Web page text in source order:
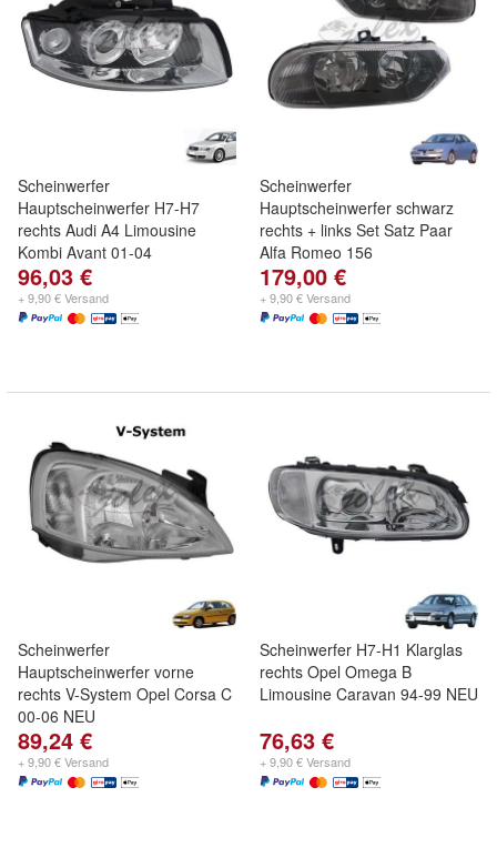
Scheinwerfer
Hauptscheinwerfer H7-H7
rechts Audi A4 Limousine
Kombi Avant 01-04
96,03 €
+ 9,90 € Versand
Scheinwerfer
Hauptscheinwerfer schwarz
rechts + links Set Satz Paar
Alfa Romeo 156
179,00 €
+ 9,90 € Versand
Scheinwerfer
Hauptscheinwerfer vorne
rechts V-System Opel Corsa C
00-06 NEU
89,24 €
+ 9,90 € Versand
Scheinwerfer H7-H1 Klarglas
rechts Opel Omega B
Limousine Caravan 94-99 NEU
76,63 €
+ 9,90 € Versand